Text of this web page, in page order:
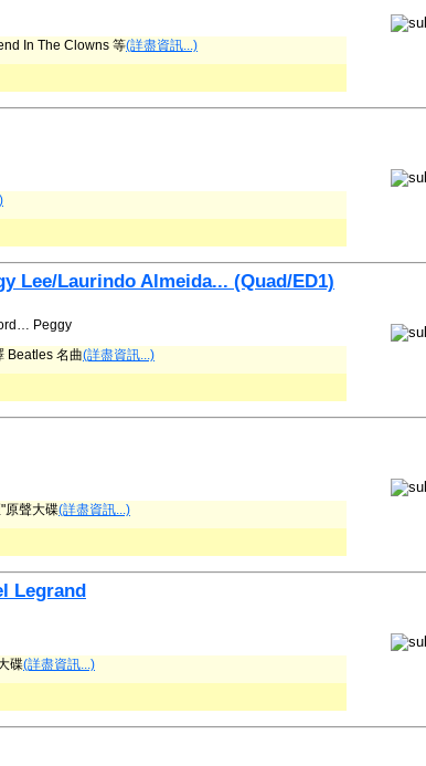
In The Clowns 等(詳盡資訊...)
Lee/Laurindo Almeida... (Quad/ED1)
Peggy
Beatles 名曲(詳盡資訊...)
原聲大碟(詳盡資訊...)
Legrand
碟(詳盡資訊...)